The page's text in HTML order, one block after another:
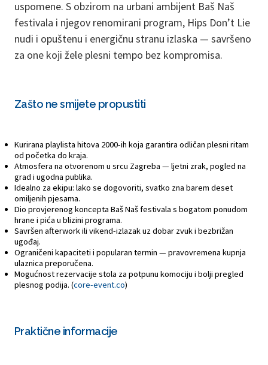
uspomene. S obzirom na urbani ambijent Baš Naš
festivala i njegov renomirani program, Hips Don’t Lie
nudi i opuštenu i energičnu stranu izlaska — savršeno
za one koji žele plesni tempo bez kompromisa.
Zašto ne smijete propustiti
Kurirana playlista hitova 2000-ih koja garantira odličan plesni ritam
od početka do kraja.
Atmosfera na otvorenom u srcu Zagreba — ljetni zrak, pogled na
grad i ugodna publika.
Idealno za ekipu: lako se dogovoriti, svatko zna barem deset
omiljenih pjesama.
Dio provjerenog koncepta Baš Naš festivala s bogatom ponudom
hrane i pića u blizini programa.
Savršen afterwork ili vikend-izlazak uz dobar zvuk i bezbrižan
ugođaj.
Ograničeni kapaciteti i popularan termin — pravovremena kupnja
ulaznica preporučena.
Mogućnost rezervacije stola za potpunu komociju i bolji pregled
plesnog podija. (core-event.co)
Praktične informacije